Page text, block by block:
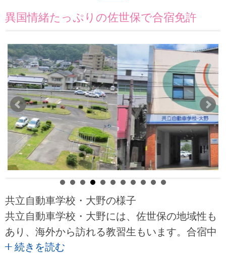
異国情緒たっぷりの佐世保で合宿免許
共立自動車学校・大野の様子
共立自動車学校・大野には、佐世保の地域性も
あり、海外から訪れる教習生もいます。合宿中
に利用する校内宿舎は教習所の敷地内にあり、
続きを読む